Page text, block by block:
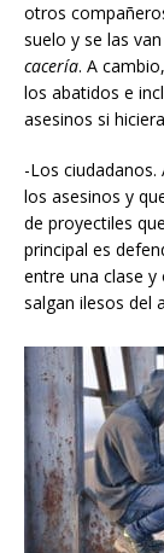
otros
suelo y se las
cacería. A
los abatidos e
asesinos si
-Los
los asesinos y
de proyectiles
principal es
entre una clase
salgan ilesos del